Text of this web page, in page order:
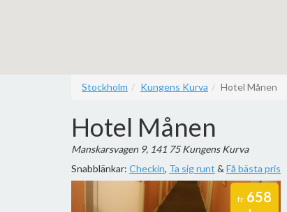
Stockholm Kungens Kurva Hotel Månen
Hotel Månen
Manskarsvagen 9, 141 75 Kungens Kurva
Snabblänkar: Checkin, Ta sig runt & Få bästa pris
fr. 658